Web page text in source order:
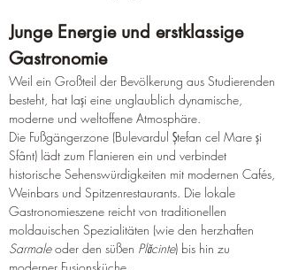
Junge Energie und erstklassige
Gastronomie
Weil ein Großteil der Bevölkerung aus Studierenden
besteht, hat Iași eine unglaublich dynamische,
moderne und weltoffene Atmosphäre.
Die Fußgängerzone (Bulevardul Ștefan cel Mare și
Sfânt) lädt zum Flanieren ein und verbindet
historische Sehenswürdigkeiten mit modernen Cafés,
Weinbars und Spitzenrestaurants. Die lokale
Gastronomieszene reicht von traditionellen
moldauischen Spezialitäten (wie den herzhaften
Sarmale oder den süßen Plăcinte) bis hin zu